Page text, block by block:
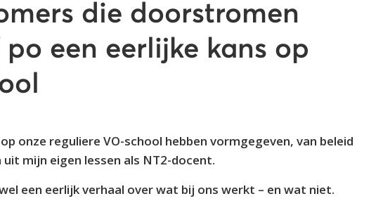
die doorstromen
een eerlijke kans op
onze reguliere VO-school hebben vormgegeven, van beleid
mijn eigen lessen als NT2-docent.
een eerlijk verhaal over wat bij ons werkt – en wat niet.